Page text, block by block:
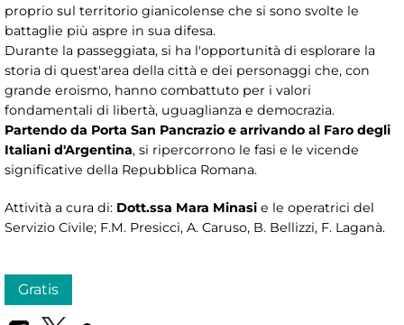
proprio sul territorio gianicolense che si sono svolte le
battaglie più aspre in sua difesa.
Durante la passeggiata, si ha l'opportunità di esplorare la
storia di quest'area della città e dei personaggi che, con
grande eroismo, hanno combattuto per i valori
fondamentali di libertà, uguaglianza e democrazia.
Partendo da Porta San Pancrazio e arrivando al Faro degli
Italiani d'Argentina, si ripercorrono le fasi e le vicende
significative della Repubblica Romana.
Attività a cura di: Dott.ssa Mara Minasi e le operatrici del
Servizio Civile; F.M. Presicci, A. Caruso, B. Bellizzi, F. Laganà.
Gratis